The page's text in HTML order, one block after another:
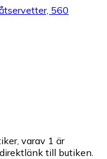
560
varav 1 är
till butiken.